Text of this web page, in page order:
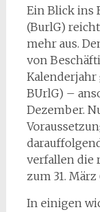
Ein Blick ins
(BurlG)
mehr aus.
von
Kalenderjahr
BUrlG) –
Dezember.
verfallen die
zum 31. März
In einigen